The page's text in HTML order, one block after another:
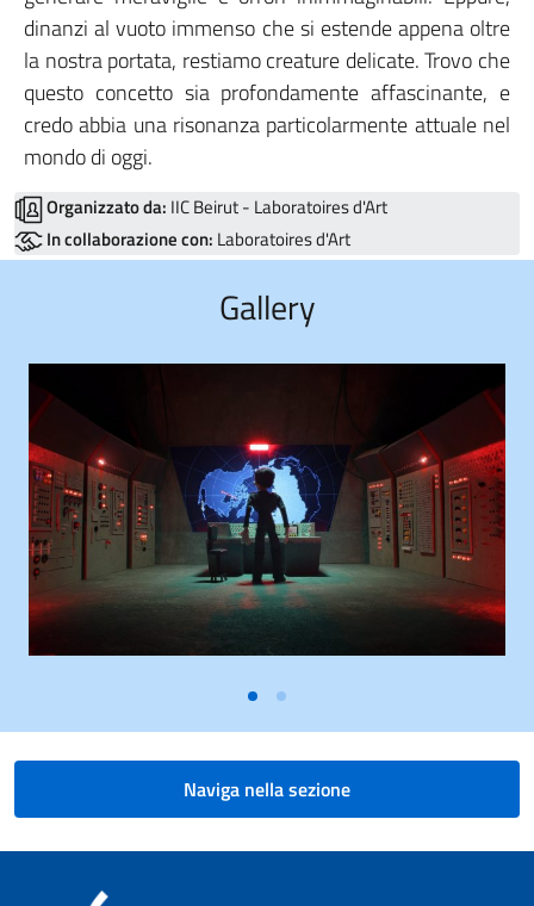
dinanzi al vuoto immenso che si estende appena oltre
la nostra portata, restiamo creature delicate. Trovo che
questo concetto sia profondamente affascinante, e
credo abbia una risonanza particolarmente attuale nel
mondo di oggi.
Organizzato da: IIC Beirut - Laboratoires d'Art
In collaborazione con: Laboratoires d'Art
Gallery
Naviga nella sezione